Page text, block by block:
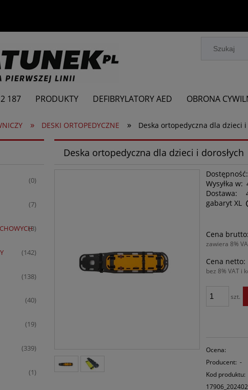
187 PRODUKTY DEFIBRYLATORY AED OBRONA
» DESKI ORTOPEDYCZNE » Deska ortopedyczna dla dzieci i
(0)
(7)
(3)
(142)
(138)
(40)
(19)
(339)
(1)
Deska ortopedyczna dla dzieci i dorosłych
Dostępność:
Wysyłka w:
Dostawa:
gabaryt XL
Cena brutto:
zawiera 8%
Cena netto:
bez 8% VAT i
szt.
Ocena:
Producent: -
Kod produktu: